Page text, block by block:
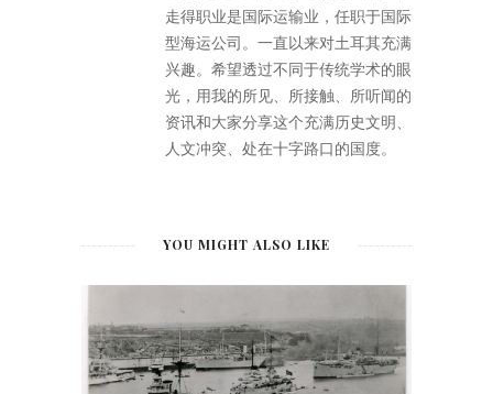
走得职业是国际运输业，任职于国际
型海运公司。一直以来对土耳其充满
兴趣。希望透过不同于传统学术的眼
光，用我的所见、所接触、所听闻的
资讯和大家分享这个充满历史文明、
人文冲突、处在十字路口的国度。
YOU MIGHT ALSO LIKE